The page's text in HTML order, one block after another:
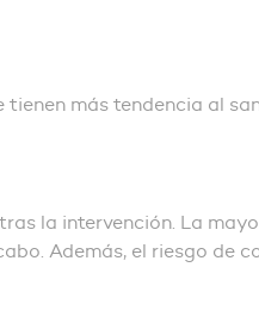
más tendencia al
la intervención. La
Además, el riesgo de